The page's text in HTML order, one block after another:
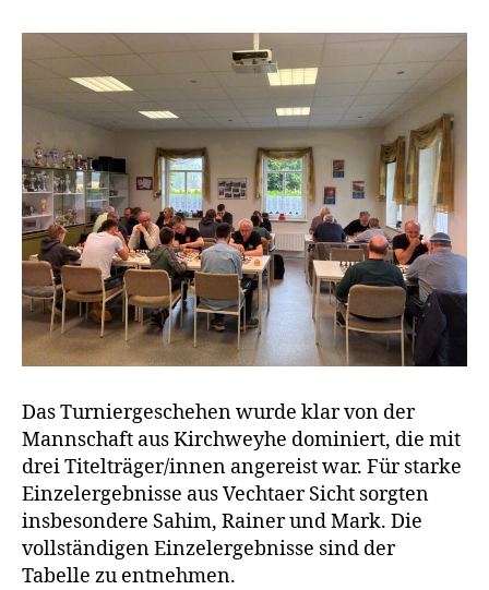
Das Turniergeschehen wurde klar von der
Mannschaft aus Kirchweyhe dominiert, die mit
drei Titelträger/innen angereist war. Für starke
Einzelergebnisse aus Vechtaer Sicht sorgten
insbesondere Sahim, Rainer und Mark. Die
vollständigen Einzelergebnisse sind der
Tabelle zu entnehmen.